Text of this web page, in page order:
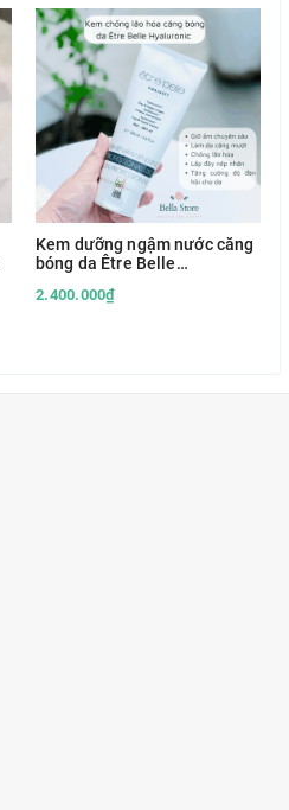
Kem dưỡng ngậm nước căng
bóng da Être Belle
Cream HA Peptide hàng Đức
2.400.000₫